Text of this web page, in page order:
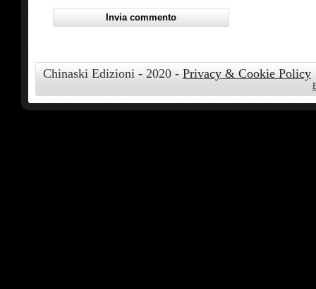
Chinaski Edizioni - 2020 - Privacy & Cookie Policy